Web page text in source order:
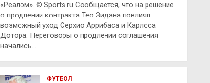
«Реалом». © Sports.ru Сообщается, что на решение
о продлении контракта Тео Зидана повлиял
возможный уход Серхио Аррибаса и Карлоса
Дотора. Переговоры о продлении соглашения
начались…
ФУТБОЛ